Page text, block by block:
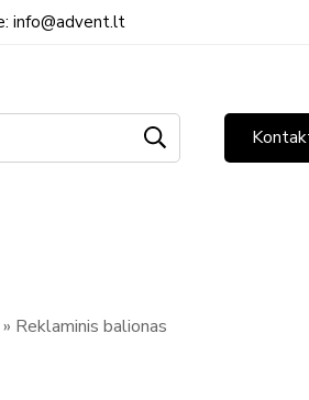
info@advent.lt
» Reklaminis balionas